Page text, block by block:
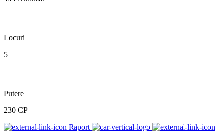
Locuri
5
Putere
230 CP
Raport